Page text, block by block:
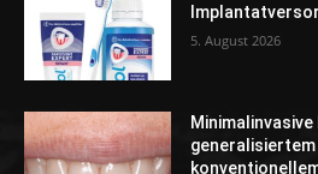
5. August 2026